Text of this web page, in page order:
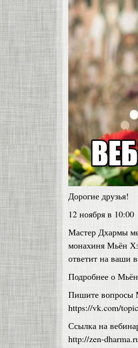
Дорогие друзья!
12 ноября в 10:00
Мастер Дхармы
монахиня Мьён
ответит на ваши
Подробнее о
Пишите вопросы
https://vk.com/
Ссылка на
http://zen-